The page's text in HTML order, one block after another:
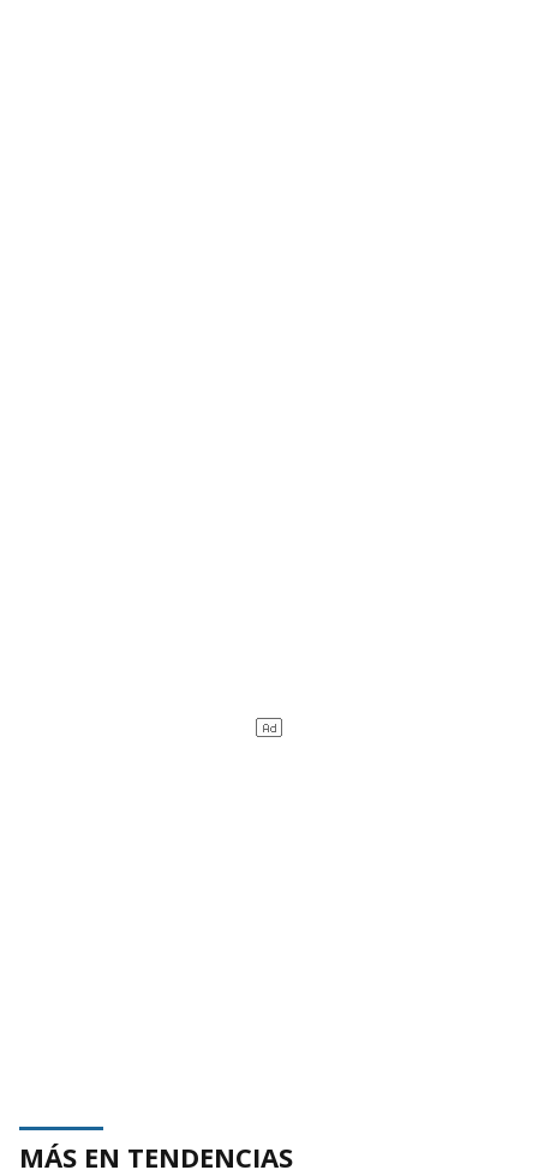
MÁS EN TENDENCIAS